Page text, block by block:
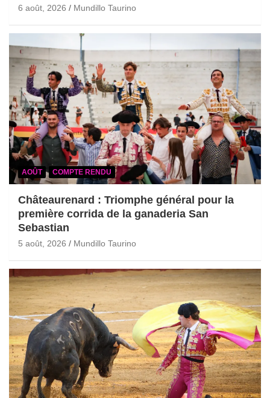
6 août, 2026 Mundillo Taurino
AOÛT COMPTE RENDU
Châteaurenard : Triomphe général pour la
première corrida de la ganaderia San
Sebastian
5 août, 2026 Mundillo Taurino